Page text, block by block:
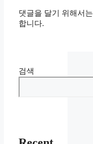
댓글을 달기 위해서는
합니다.
검색